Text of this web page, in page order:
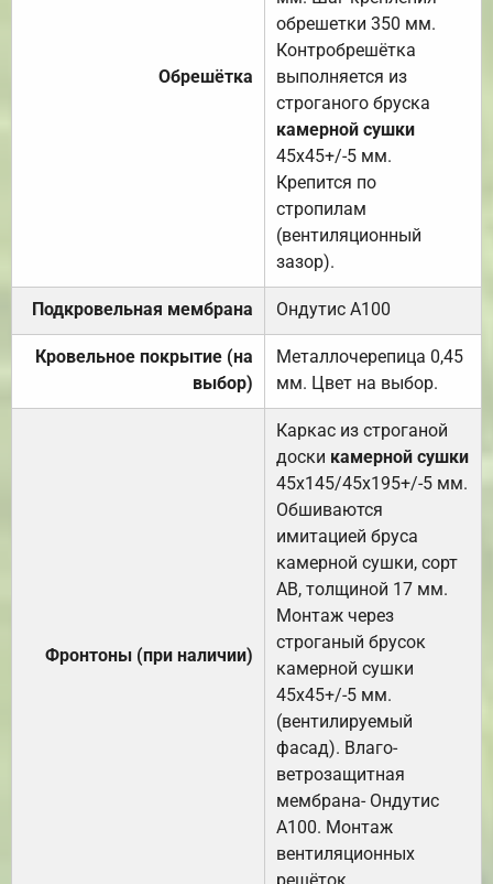
Обрешётка
обрешетки 350 мм.
Контробрешётка
выполняется из
строганого бруска
камерной сушки
45х45+/-5 мм.
Крепится по
стропилам
(вентиляционный
зазор).
Подкровельная мембрана Ондутис А100
Кровельное покрытие (на
выбор)
Металлочерепица 0,45
мм. Цвет на выбор.
Фронтоны (при наличии)
Каркас из строганой
доски камерной сушки
45х145/45х195+/-5 мм.
Обшиваются
имитацией бруса
камерной сушки, сорт
АВ, толщиной 17 мм.
Монтаж через
строганый брусок
камерной сушки
45х45+/-5 мм.
(вентилируемый
фасад). Влаго-
ветрозащитная
мембрана- Ондутис
А100. Монтаж
вентиляционных